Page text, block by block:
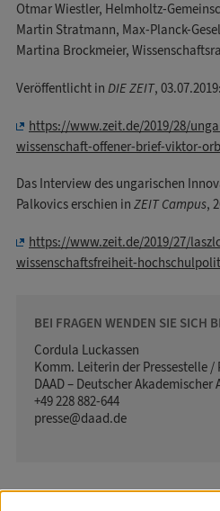
Otmar Wiestler, Helmholtz-
Martin Stratmann, Max-Planck-
Martina Brockmeier,
Veröffentlicht in DIE ZEIT, 03.07.2019:
https://www.zeit.de/2019/28/
wissenschaft-offener-brief-viktor-
Das Interview des ungarischen
Palkovics erschien in ZEIT Campus,
https://www.zeit.de/2019/27/
wissenschaftsfreiheit-
BEI FRAGEN WENDEN SIE SICH
Cordula Luckassen
Komm. Leiterin der Pressestelle /
DAAD – Deutscher
+49 228 882-644
presse@daad.de